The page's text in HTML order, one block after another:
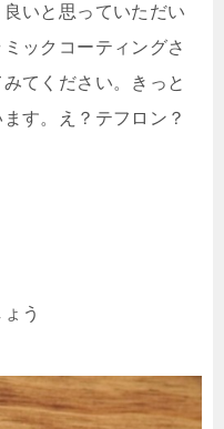
いと思っていただい
ックコーティングさ
てください。きっと
す。え？テフロン？
う